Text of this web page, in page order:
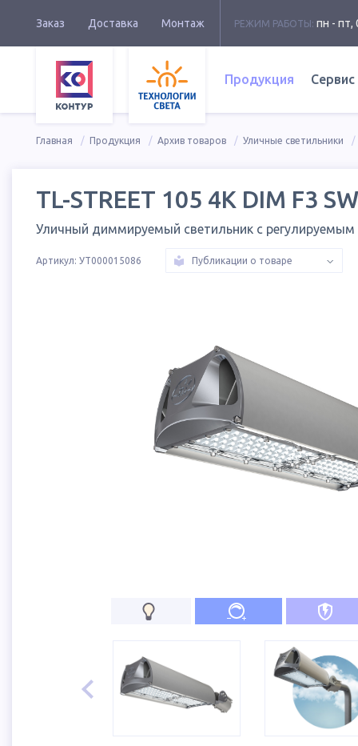
Заказ Доставка Монтаж РЕЖИМ РАБОТЫ: пн - пт,
Продукция Сервис
Главная Продукция Архив товаров Уличные светильники
TL-STREET 105 4K DIM F3 SW
Уличный диммируемый светильник с
Артикул: УТ000015086 Публикации о товаре